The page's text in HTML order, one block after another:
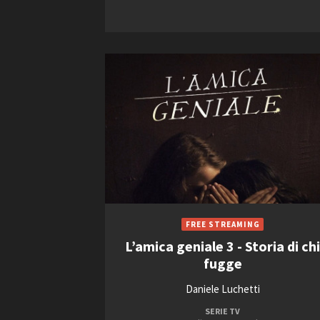
L’amica geniale 3 - Storia di chi
fugge
Daniele Luchetti
SERIE TV